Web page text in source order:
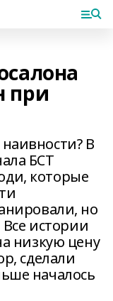
при
В
БСТ
которые
но
Все истории
низкую цену
сделали
началось